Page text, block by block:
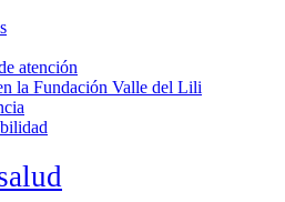
atención
la Fundación Valle del Lili